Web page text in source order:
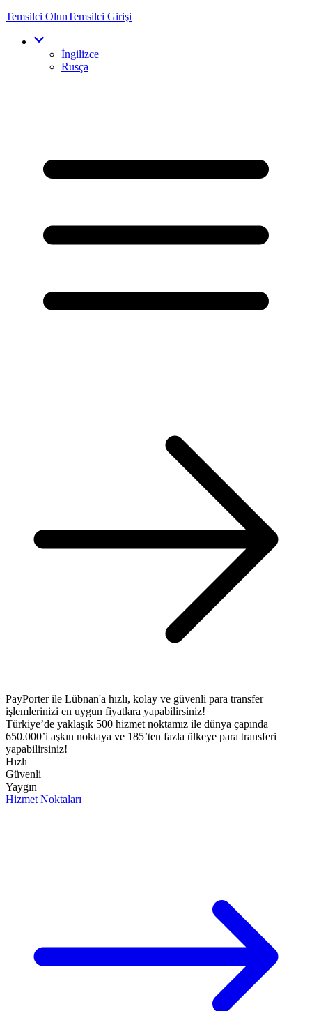
Temsilci OlunTemsilci Girişi
İngilizce
Rusça
PayPorter ile Lübnan'a hızlı, kolay ve güvenli para transfer
işlemlerinizi en uygun fiyatlara yapabilirsiniz!​
Türkiye’de yaklaşık 500 hizmet noktamız ile dünya çapında
650.000’i aşkın noktaya ve 185’ten fazla ülkeye para transferi
yapabilirsiniz!
Hızlı
Güvenli
Yaygın
Hizmet Noktaları